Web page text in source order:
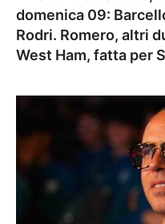
domenica 09:
Rodri. Romero, altri
West Ham, fatta per